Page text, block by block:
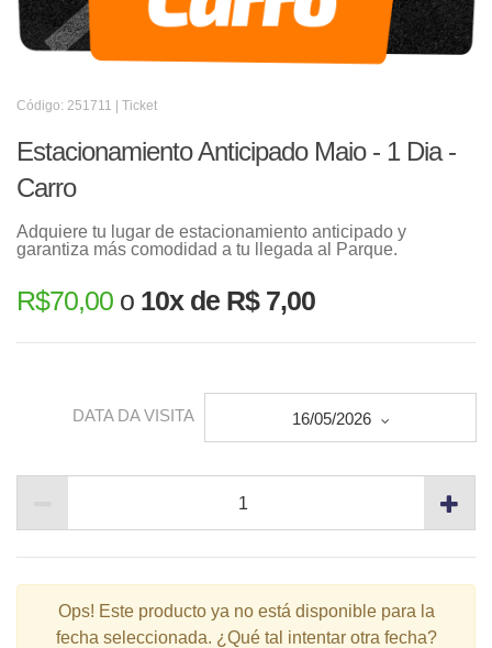
Código: 251711 | Ticket
Estacionamiento Anticipado Maio - 1 Dia -
Carro
Adquiere tu lugar de estacionamiento anticipado y
garantiza más comodidad a tu llegada al Parque.
R$70,00 o 10x de R$ 7,00
DATA DA VISITA 16/05/2026
Ops! Este producto ya no está disponible para la
fecha seleccionada. ¿Qué tal intentar otra fecha?